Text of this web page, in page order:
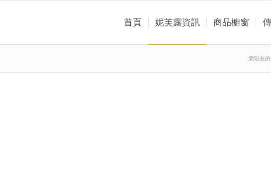
首頁 妮芙露資訊 商品櫥窗
您現在